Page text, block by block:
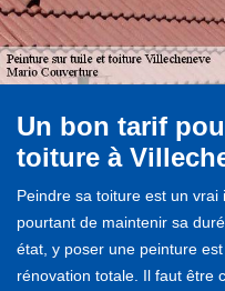
Un bon tarif
toiture à
Peindre sa toiture est un
pourtant de maintenir sa
état, y poser une peinture
rénovation totale. Il faut être